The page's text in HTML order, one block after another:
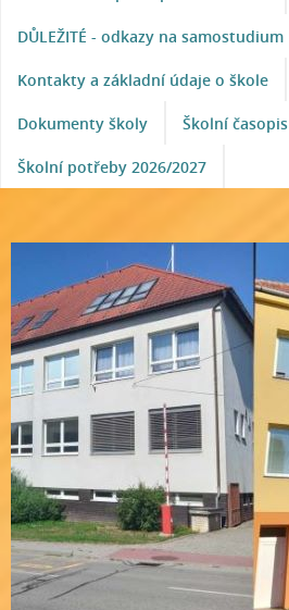
DŮLEŽITÉ - odkazy na samostudium
Kontakty a základní údaje o škole
Dokumenty školy Školní časopis
Školní potřeby 2026/2027